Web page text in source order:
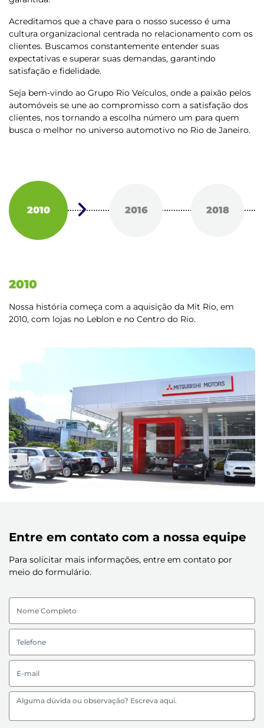
Acreditamos que a chave para o nosso sucesso é uma
cultura organizacional centrada no relacionamento com os
clientes. Buscamos constantemente entender suas
expectativas e superar suas demandas, garantindo
satisfação e fidelidade.
Seja bem-vindo ao Grupo Rio Veículos, onde a paixão pelos
automóveis se une ao compromisso com a satisfação dos
clientes, nos tornando a escolha número um para quem
busca o melhor no universo automotivo no Rio de Janeiro.
2010 2016 2018
2010
Nossa história começa com a aquisição da Mit Rio, em
2010, com lojas no Leblon e no Centro do Rio.
Entre em contato com a nossa equipe
Para solicitar mais informações, entre em contato por
meio do formulário.